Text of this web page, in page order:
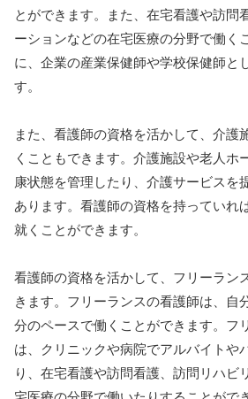
とができます。また、在宅看護や訪問
ーションなどの在宅医療の分野で働く
に、企業の産業保健師や学校保健師と
す。
また、看護師の資格を活かして、介護
くこともできます。介護施設や老人ホ
康状態を管理したり、介護サービスを
あります。看護師の資格を持っていれ
就くことができます。
看護師の資格を活かして、フリーラン
きます。フリーランスの看護師は、自
分のペースで働くことができます。フ
は、クリニックや病院でアルバイトや
り、在宅看護や訪問看護、訪問リハビ